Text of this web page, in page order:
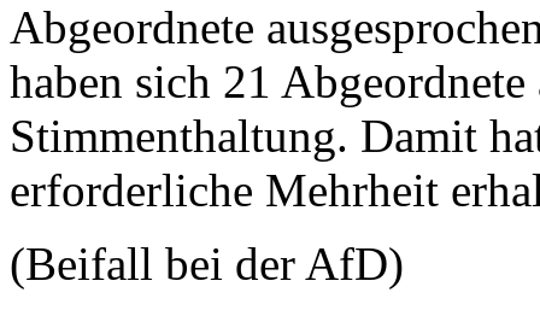
Abgeordnete
haben sich 21
Stimmenthaltung. Damit
erforderliche Mehrheit
(Beifall bei der AfD)